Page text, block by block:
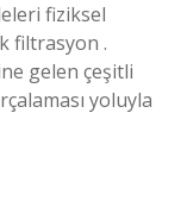
fiziksel
filtrasyon .
gelen çeşitli
yoluyla